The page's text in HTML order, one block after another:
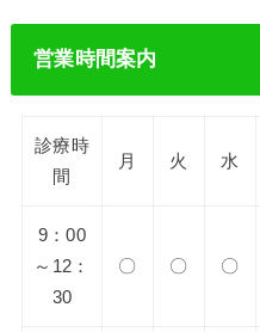
営業時間案内
診療時
間
月 火 水
9：00
～12：
30
〇 〇 〇